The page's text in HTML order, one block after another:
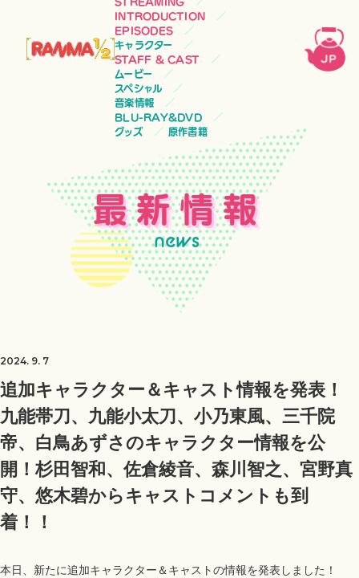
INTRODUCTION
EPISODES
キャラクター
STAFF & CAST
ムービー
スペシャル
音楽情報
BLU-RAY&DVD
グッズ
原作書籍
最新情報
news
2024. 9. 7
追加キャラクター＆キャスト情報を発表！
九能帯刀、九能小太刀、小乃東風、三千院
帝、白鳥あずさのキャラクター情報を公
開！杉田智和、佐倉綾音、森川智之、宮野真
守、悠木碧からキャストコメントも到
着！！
本日、新たに追加キャラクター＆キャストの情報を発表しました！